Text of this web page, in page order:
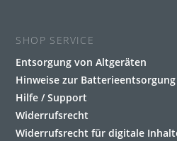
SHOP SERVICE
Entsorgung von Altgeräten
Hinweise zur Batterieentsorgung
Hilfe / Support
Widerrufsrecht
Widerrufsrecht für digitale